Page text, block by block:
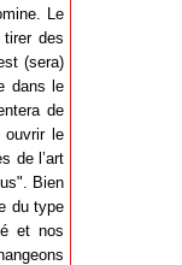
Le
des
(sera)
dans le
de
ouvrir le
de l’art
Bien
du type
et nos